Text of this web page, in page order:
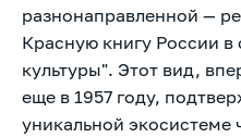
разнонаправленной —
Красную книгу России
культуры". Этот вид,
еще в 1957 году,
уникальной экосистеме